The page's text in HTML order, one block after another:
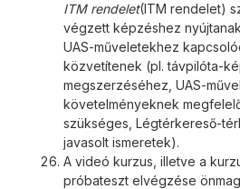
ITM rendelet(ITM rendelet)
végzett képzéshez
UAS-műveletekhez
közvetítenek (pl. távpilóta-
megszerzéséhez, UAS-
követelményeknek
szükséges, Légtérkereső-
javasolt ismeretek).
A videó kurzus, illetve a
próbateszt elvégzése